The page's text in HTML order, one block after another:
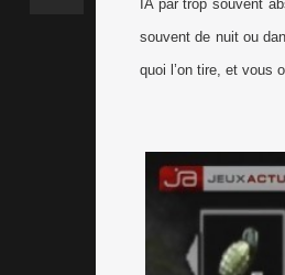
IA par trop souvent
souvent de nuit ou
quoi l’on tire, et vous